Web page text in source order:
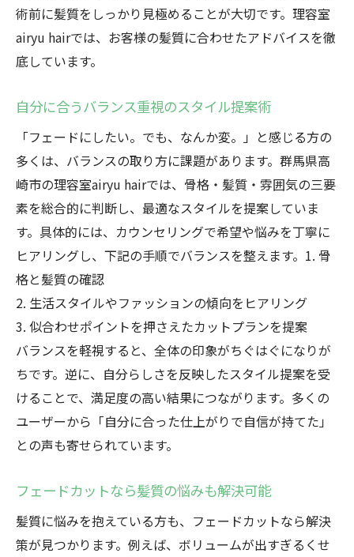
術前に髪質をしっかり見極めることが大切です。理容室
airyu hairでは、お客様の髪質に合わせたアドバイスを徹
底しています。
自分に合うバランス重視のスタイル提案術
「フェードにしたい。でも、なんか変。」と感じる方の
多くは、バランスの取り方に課題があります。群馬県高
崎市の理容室airyu hairでは、骨格・髪質・雰囲気の三要
素を総合的に判断し、最適なスタイルを提案していま
す。具体的には、カウンセリングで希望や悩みを丁寧に
ヒアリングし、下記の手順でバランスを整えます。1. 骨
格と髪質の確認
2. 生活スタイルやファッションの傾向をヒアリング
3. 似合わせポイントを押さえたカットプランを提案
バランスを軽視すると、全体の印象がちぐはぐになりが
ちです。逆に、自分らしさを反映したスタイル提案を受
けることで、満足度の高い結果につながります。多くの
ユーザーから「自分に合った仕上がりで自信が持てた」
との声も寄せられています。
フェードカットなら髪質の悩みも解決可能
髪質に悩みを抱えている方も、フェードカットなら解決
策が見つかります。例えば、ボリュームが出すぎるくせ